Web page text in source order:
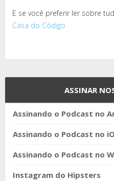
E se você preferir ler sobre
Casa do Código
ASSINAR
Assinando o Podcast no
Assinando o Podcast no
Assinando o Podcast no
Instagram do Hipsters